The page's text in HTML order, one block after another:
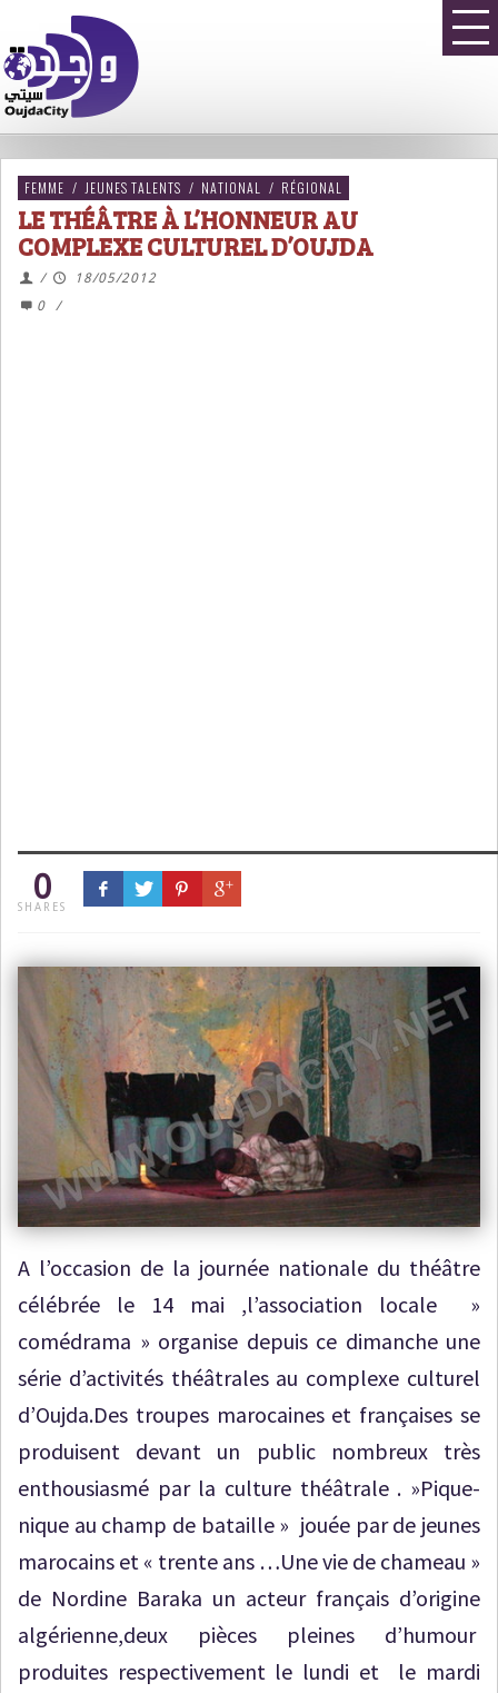
FEMME / JEUNES TALENTS / NATIONAL / RÉGIONAL
LE THÉÂTRE À L’HONNEUR AU
COMPLEXE CULTUREL D’OUJDA
/
18/05/2012
0
/
0
SHARES
A l’occasion de la journée nationale du théâtre
célébrée le 14 mai ,l’association locale »
comédrama » organise depuis ce dimanche une
série d’activités théâtrales au complexe culturel
d’Oujda.Des troupes marocaines et françaises se
produisent devant un public nombreux très
enthousiasmé par la culture théâtrale . »Pique-
nique au champ de bataille » jouée par de jeunes
marocains et « trente ans …Une vie de chameau »
de Nordine Baraka un acteur français d’origine
algérienne,deux pièces pleines d’humour
produites respectivement le lundi et le mardi